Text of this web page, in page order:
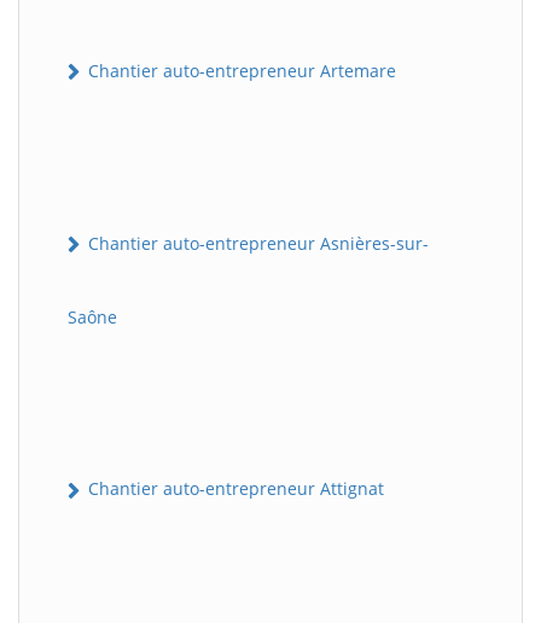
Chantier auto-entrepreneur Artemare
Chantier auto-entrepreneur Asnières-sur-
Saône
Chantier auto-entrepreneur Attignat